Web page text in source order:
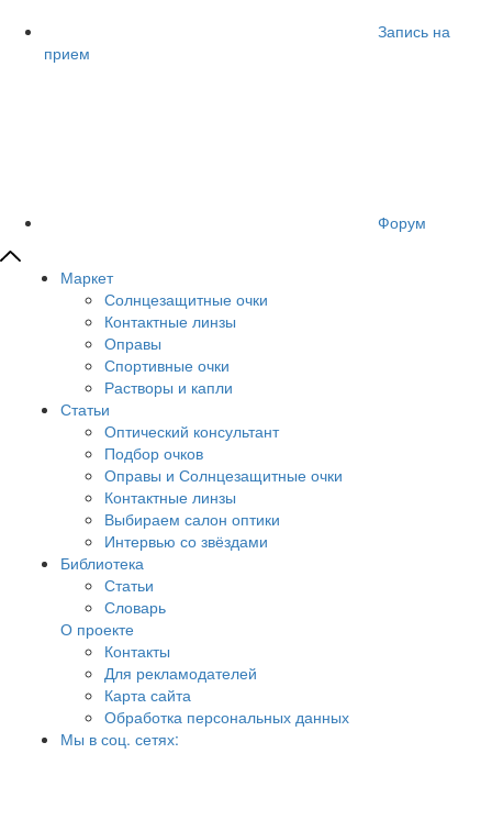
Запись на
прием
Форум
Маркет
Солнцезащитные очки
Контактные линзы
Оправы
Спортивные очки
Растворы и капли
Статьи
Оптический консультант
Подбор очков
Оправы и Солнцезащитные очки
Контактные линзы
Выбираем салон оптики
Интервью со звёздами
Библиотека
Статьи
Словарь
О проекте
Контакты
Для рекламодателей
Карта сайта
Обработка персональных данных
Мы в соц. сетях: